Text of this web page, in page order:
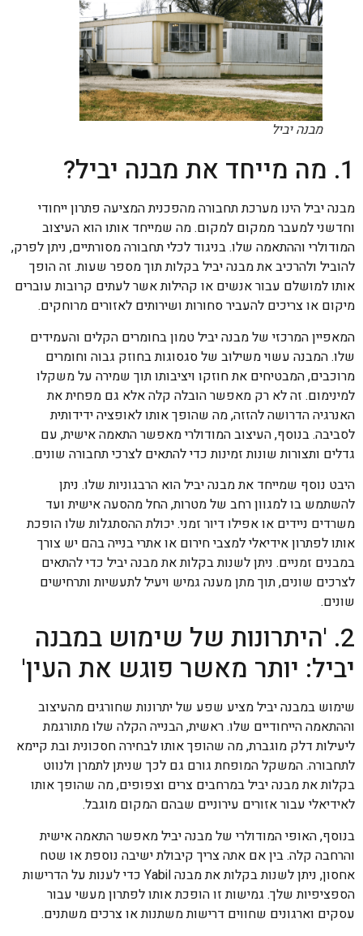
מבנה יביל
1. מה מייחד את מבנה יביל?
מבנה יביל הינו מערכת תחבורה מהפכנית המציעה פתרון ייחודי
וחדשני למעבר ממקום למקום. מה שמייחד אותו הוא העיצוב
המודולרי וההתאמה שלו. בניגוד לכלי תחבורה מסורתיים, ניתן לפרק,
להוביל ולהרכיב את מבנה יביל בקלות תוך מספר שעות. זה הופך
אותו למושלם עבור אנשים או קהילות אשר לעתים קרובות עוברים
מיקום או צריכים להעביר סחורות ושירותים לאזורים מרוחקים.
המאפיין המרכזי של מבנה יביל טמון בחומרים הקלים והעמידים
שלו. המבנה עשוי משילוב של סגסוגות בחוזק גבוה וחומרים
מרוכבים, המבטיחים את חוזקו ויציבותו תוך שמירה על משקלו
למינימום. זה לא רק מאפשר הובלה קלה אלא גם מפחית את
האנרגיה הדרושה להזזה, מה שהופך אותו לאופציה ידידותית
לסביבה. בנוסף, העיצוב המודולרי מאפשר התאמה אישית, עם
גדלים ותצורות שונות זמינות כדי להתאים לצרכי תחבורה שונים.
היבט נוסף שמייחד את מבנה יביל הוא הרבגוניות שלו. ניתן
להשתמש בו למגוון רחב של מטרות, החל מהסעה אישית ועד
משרדים ניידים או אפילו דיור זמני. יכולת ההסתגלות שלו הופכת
אותו לפתרון אידיאלי למצבי חירום או אתרי בנייה בהם יש צורך
במבנים זמניים. ניתן לשנות בקלות את מבנה יביל כדי להתאים
לצרכים שונים, תוך מתן מענה גמיש ויעיל לתעשיות ותרחישים
שונים.
2. 'היתרונות של שימוש במבנה
יביל: יותר מאשר פוגש את העין'
שימוש במבנה יביל מציע שפע של יתרונות שחורגים מהעיצוב
וההתאמה הייחודיים שלו. ראשית, הבנייה הקלה שלו מתורגמת
ליעילות דלק מוגברת, מה שהופך אותו לבחירה חסכונית ובת קיימא
לתחבורה. המשקל המופחת גורם גם לכך שניתן לתמרן ולנווט
בקלות את מבנה יביל במרחבים צרים וצפופים, מה שהופך אותו
לאידיאלי עבור אזורים עירוניים שבהם המקום מוגבל.
בנוסף, האופי המודולרי של מבנה יביל מאפשר התאמה אישית
והרחבה קלה. בין אם אתה צריך קיבולת ישיבה נוספת או שטח
אחסון, ניתן לשנות בקלות את מבנה Yabil כדי לענות על הדרישות
הספציפיות שלך. גמישות זו הופכת אותו לפתרון מעשי עבור
עסקים וארגונים שחווים דרישות משתנות או צרכים משתנים.